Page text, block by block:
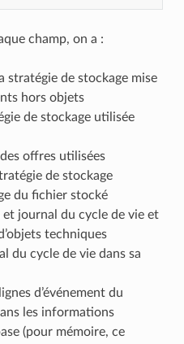
champ, on a :
stratégie de stockage mise
hors objets
de stockage utilisée
offres utilisées
de stockage
du fichier stocké
journal du cycle de vie et
techniques
du cycle de vie dans sa
d’événement du
les informations
(pour mémoire, ce